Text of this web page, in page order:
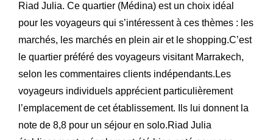
Riad Julia. Ce quartier (Médina) est un choix idéal
pour les voyageurs qui s’intéressent à ces thèmes : les
marchés, les marchés en plein air et le shopping.C’est
le quartier préféré des voyageurs visitant Marrakech,
selon les commentaires clients indépendants.Les
voyageurs individuels apprécient particulièrement
l’emplacement de cet établissement. Ils lui donnent la
note de 8,8 pour un séjour en solo.Riad Julia